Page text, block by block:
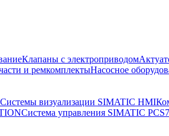
Клапаны с электроприводом
и ремкомплектыНасосное
Системы визуализации SIMATIC HMI
Система управления SIMATIC PCS7